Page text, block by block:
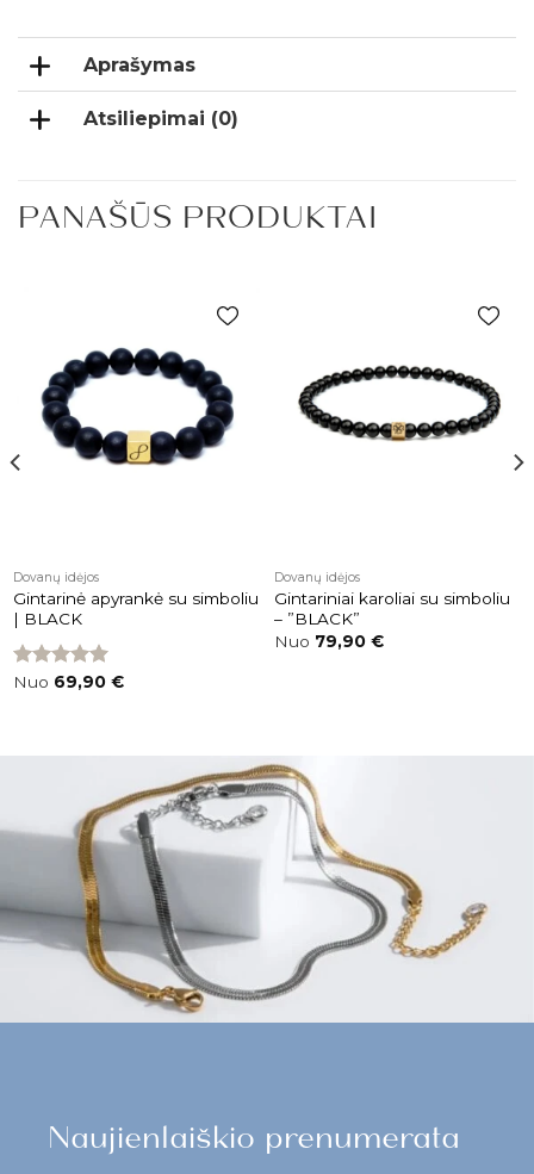
Aprašymas
Atsiliepimai (0)
PANAŠŪS PRODUKTAI
Pridėti į
patikusios
prekės
Dovanų idėjos
Gintarinė apyrankė su simboliu
| BLACK
Įvertinimas:
Nuo 69,90 €
patikusios
prekės
Dovanų idėjos
Gintariniai karoliai su simboliu
– ”BLACK”
Nuo 79,90 €
Naujienlaiškio prenumerata